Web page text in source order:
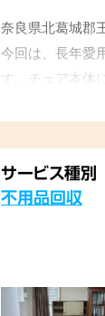
奈良県北葛城郡
今回は、長年愛
す。チェア本体
ルも併せて引
たお部屋を見て
サービス種別
不用品回収